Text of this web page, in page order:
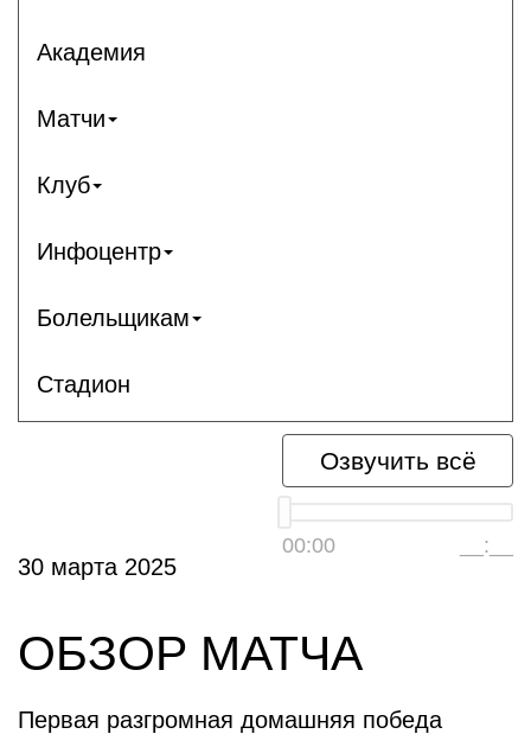
Академия
Матчи
Клуб
Инфоцентр
Болельщикам
Стадион
Озвучить всё
00:00 __:__
30 марта 2025
ОБЗОР МАТЧА
Первая разгромная домашняя победа